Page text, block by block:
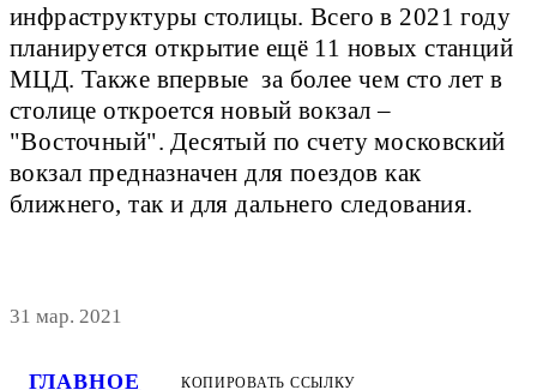
ГЛАВНОЕ
инфраструктуры столицы. Всего в 2021 году
планируется открытие ещё 11 новых станций
МЦД. Также впервые за более чем сто лет в
столице откроется новый вокзал –
"Восточный". Десятый по счету московский
вокзал предназначен для поездов как
ближнего, так и для дальнего следования.
31 мар. 2021
КОПИРОВАТЬ ССЫЛКУ